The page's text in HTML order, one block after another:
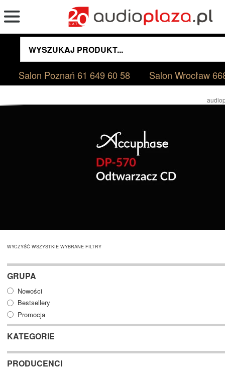
Salon Poznań61 649 60 58 Salon Wrocław
WYCZYŚĆ WSZYSTKIE WYBRANE FILTRY
GRUPA
Nowości
Bestsellery
Promocja
KATEGORIE
PRODUCENCI